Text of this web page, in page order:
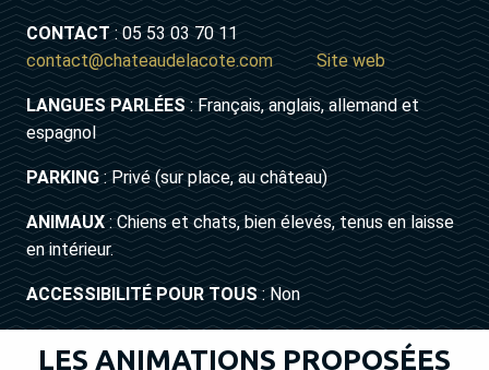
CONTACT: 05 53 03 70 11
contact@chateaudelacote.com
Site web
LANGUES PARLÉES: Français, anglais, allemand et
espagnol
PARKING: Privé (sur place, au château)
ANIMAUX: Chiens et chats, bien élevés, tenus en laisse
en intérieur.
ACCESSIBILITÉ POUR TOUS: Non
LES ANIMATIONS PROPOSÉES